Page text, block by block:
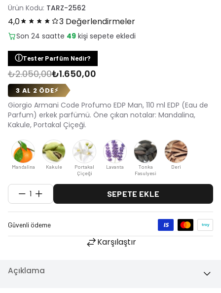
Ürün Kodu: TARZ-2562
4,0
3 Değerlendirmeler
ⓘ
₺2.050,00₺1.650,00
3 AL 2 ÖDE⚡
Giorgio Armani Code Profumo EDP Man, 110 ml EDP (Eau de
Parfum) erkek parfümü. Öne çıkan notalar: Mandalina,
Kakule, Portakal Çiçeği.
Mandalina Kakule
Portakal
Çiçeği
Lavanta
Tonka
Fasulyesi
Deri
SEPETE EKLE